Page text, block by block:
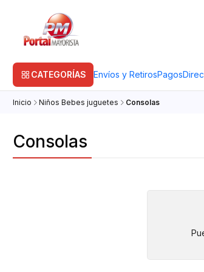
CATEGORÍAS Envíos y RetirosPagos
Inicio Niños Bebes juguetes Consolas
Consolas